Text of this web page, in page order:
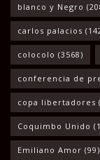
blanco y Negro
carlos palacios
colocolo (3568)
conferencia de
copa libertadores
Coquimbo Unido
Emiliano Amor (99)